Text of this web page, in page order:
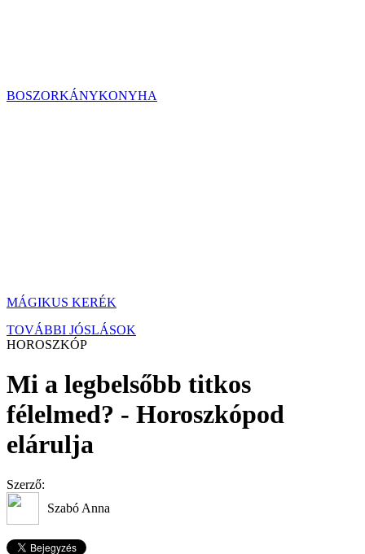
BOSZORKÁNYKONYHA
MÁGIKUS KERÉK
TOVÁBBI JÓSLÁSOK
HOROSZKÓP
Mi a legbelsőbb titkos
félelmed? - Horoszkópod
elárulja
Szerző:
Szabó Anna